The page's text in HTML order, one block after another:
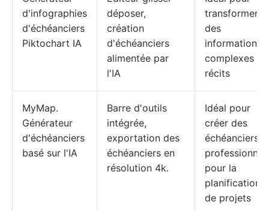
d'infographies
d'échéanciers
Piktochart IA
déposer,
création
d'échéanciers
alimentée par
l'IA
transformer
des
informations
complexes en
récits
MyMap.
Générateur
d'échéanciers
basé sur l'IA
Barre d'outils
intégrée,
exportation des
échéanciers en
résolution 4k.
Idéal pour
créer des
échéanciers
pour la
planification
de projets